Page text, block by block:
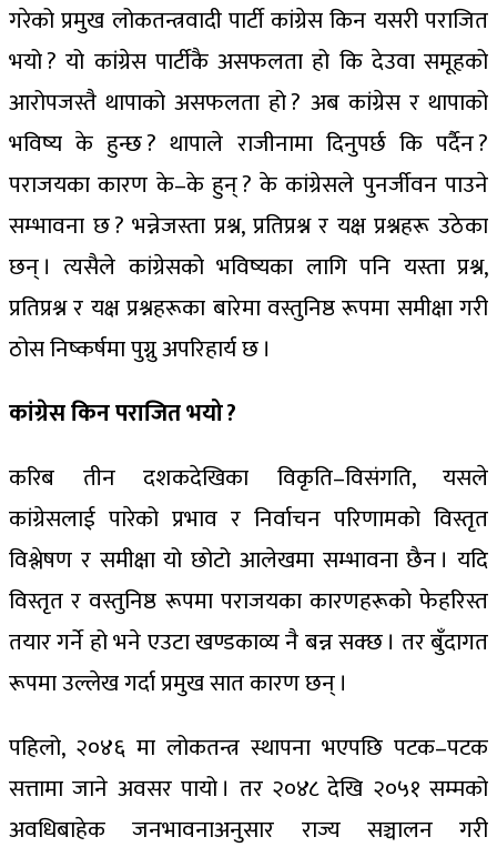
गरेको प्रमुख लोकतन्त्रवादी पार्टी कांग्रेस किन यसरी पराजित
भयो ? यो कांग्रेस पार्टीकै असफलता हो कि देउवा समूहको
आरोपजस्तै थापाको असफलता हो ? अब कांग्रेस र थापाको
भविष्य के हुन्छ ? थापाले राजीनामा दिनुपर्छ कि पर्दैन ?
पराजयका कारण के–के हुन् ? के कांग्रेसले पुनर्जीवन पाउने
सम्भावना छ ? भन्नेजस्ता प्रश्न, प्रतिप्रश्न र यक्ष प्रश्नहरू उठेका
छन् । त्यसैले कांग्रेसको भविष्यका लागि पनि यस्ता प्रश्न,
प्रतिप्रश्न र यक्ष प्रश्नहरूका बारेमा वस्तुनिष्ठ रूपमा समीक्षा गरी
ठोस निष्कर्षमा पुग्नु अपरिहार्य छ ।
कांग्रेस किन पराजित भयो ?
करिब तीन दशकदेखिका विकृति–विसंगति, यसले
कांग्रेसलाई पारेको प्रभाव र निर्वाचन परिणामको विस्तृत
विश्लेषण र समीक्षा यो छोटो आलेखमा सम्भावना छैन । यदि
विस्तृत र वस्तुनिष्ठ रूपमा पराजयका कारणहरूको फेहरिस्त
तयार गर्ने हो भने एउटा खण्डकाव्य नै बन्न सक्छ । तर बुँदागत
रूपमा उल्लेख गर्दा प्रमुख सात कारण छन् ।
पहिलो, २०४६ मा लोकतन्त्र स्थापना भएपछि पटक–पटक
सत्तामा जाने अवसर पायो । तर २०४८ देखि २०५१ सम्मको
अवधिबाहेक जनभावनाअनुसार राज्य सञ्चालन गरी